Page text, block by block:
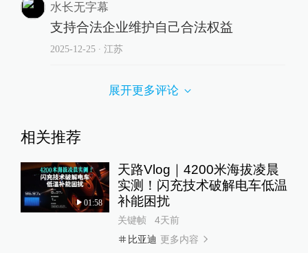
水长无字幕
支持合法企业维护自己合法权益
2025-12-25∙ 江苏
展开更多评论
相关推荐
01:58
天路Vlog｜4200米海拔凌晨
实测！闪充技术破解电车低温
补能困扰
关键帧
4天前
比亚迪 更多内容